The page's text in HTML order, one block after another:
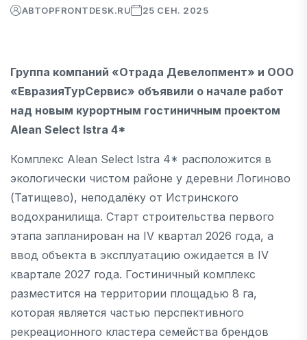
АВТОРFRONTDESK.RU 25 СЕН. 2025
Группа компаний «Отрада Девелопмент» и ООО
«ЕвразияТурСервис» объявили о начале работ
над новым курортным гостиничным проектом
Alean Select Istra 4*
Комплекс Alean Select Istra 4* расположится в
экологически чистом районе у деревни Логиново
(Татищево), неподалёку от Истринского
водохранилища. Старт строительства первого
этапа запланирован на IV квартал 2026 года, а
ввод объекта в эксплуатацию ожидается в IV
квартале 2027 года. Гостиничный комплекс
разместится на территории площадью 8 га,
которая является частью перспективного
рекреационного кластера семейства брендов